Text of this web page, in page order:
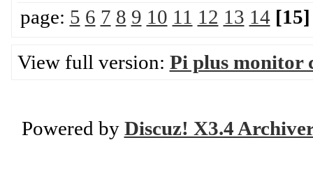
page: 5 6 7 8 9 10 11 12 13 14 [15]
View full version: Pi plus monitor
Powered by Discuz! X3.4